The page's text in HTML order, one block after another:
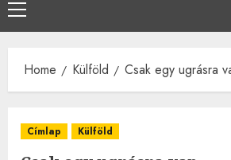
Primary
Menu
Home Külföld Csak egy ugrásra
Címlap Külföld